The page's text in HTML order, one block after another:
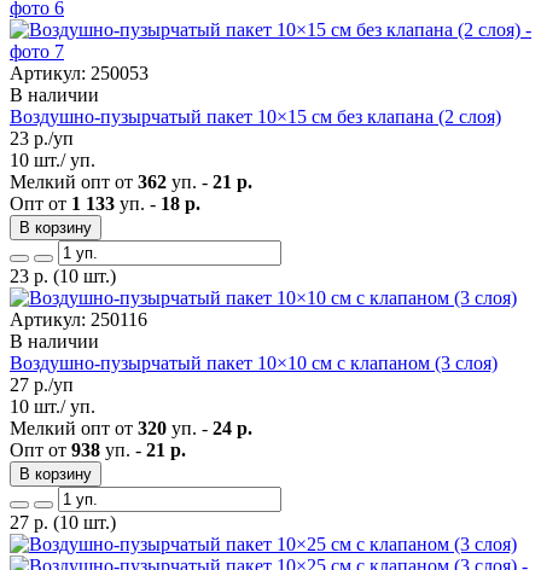
Артикул: 250053
В наличии
Воздушно-пузырчатый пакет 10×15 см без клапана (2 слоя)
23 р./уп
10 шт./ уп.
Мелкий опт от 362 уп. - 21 р.
Опт от 1 133 уп. - 18 р.
В корзину
23 р. (10 шт.)
Артикул: 250116
В наличии
Воздушно-пузырчатый пакет 10×10 см с клапаном (3 слоя)
27 р./уп
10 шт./ уп.
Мелкий опт от 320 уп. - 24 р.
Опт от 938 уп. - 21 р.
В корзину
27 р. (10 шт.)